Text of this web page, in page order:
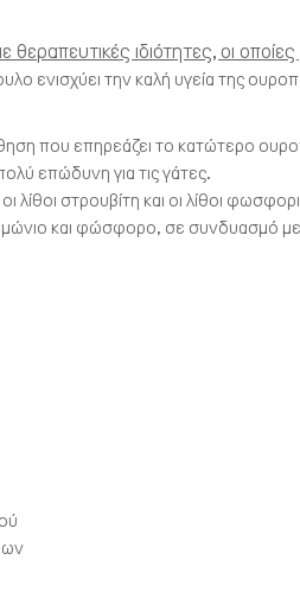
ιδιότητες, οι
την καλή υγεία της
που επηρεάζει το κατώτερο
επώδυνη για τις γάτες.
λίθοι στρουβίτη και οι λίθοι
και φώσφορο, σε συνδυασμό